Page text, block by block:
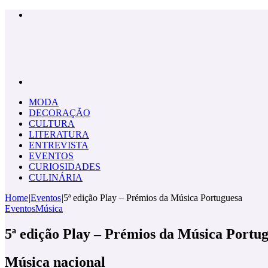
MODA
DECORAÇÃO
CULTURA
LITERATURA
ENTREVISTA
EVENTOS
CURIOSIDADES
CULINÁRIA
Home|Eventos|5ª edição Play – Prémios da Música Portuguesa
EventosMúsica
5ª edição Play – Prémios da Música
Música nacional